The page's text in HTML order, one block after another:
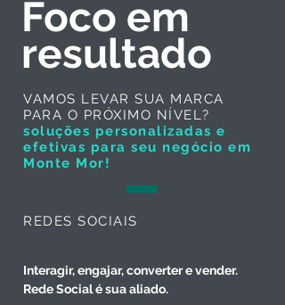
Foco em
resultado
VAMOS LEVAR SUA MARCA
PARA O PRÓXIMO NÍVEL?
soluções personalizadas e
efetivas para seu negócio em
Monte Mor!
REDES SOCIAIS
Interagir, engajar, converter e vender.
Rede Social é sua aliado.